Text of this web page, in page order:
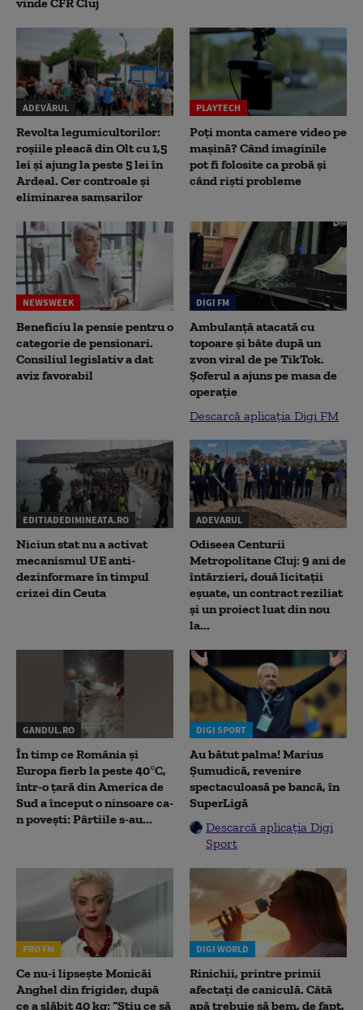
ADEVĂRUL
Revolta legumicultorilor:
roșiile pleacă din Olt cu 1,5
lei și ajung la peste 5 lei în
Ardeal. Cer controale și
eliminarea samsarilor
PLAYTECH
Poți monta camere video pe
mașină? Când imaginile
pot fi folosite ca probă și
când riști probleme
NEWSWEEK
Beneficiu la pensie pentru o
categorie de pensionari.
Consiliul legislativ a dat
aviz favorabil
DIGI FM
Ambulanță atacată cu
topoare și bâte după un
zvon viral de pe TikTok.
Șoferul a ajuns pe masa de
operație
Descarcă aplicația Digi FM
EDITIADEDIMINEATA.RO
Niciun stat nu a activat
mecanismul UE anti-
dezinformare în timpul
crizei din Ceuta
ADEVARUL
Odiseea Centurii
Metropolitane Cluj: 9 ani de
întârzieri, două licitații
eșuate, un contract reziliat
și un proiect luat din nou
la...
GANDUL.RO
În timp ce România și
Europa fierb la peste 40°C,
într-o țară din America de
Sud a început o ninsoare ca-
n povești: Pârtiile s-au...
DIGI SPORT
Au bătut palma! Marius
Șumudică, revenire
spectaculoasă pe bancă, în
SuperLigă
Descarcă aplicația Digi
Sport
PRO FM
Ce nu-i lipsește Monicăi
Anghel din frigider, după
ce a slăbit 40 kg: “Știu ce să
DIGI WORLD
Rinichii, printre primii
afectați de caniculă. Câtă
apă trebuie să bem, de fapt,